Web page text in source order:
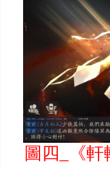
圖四 《